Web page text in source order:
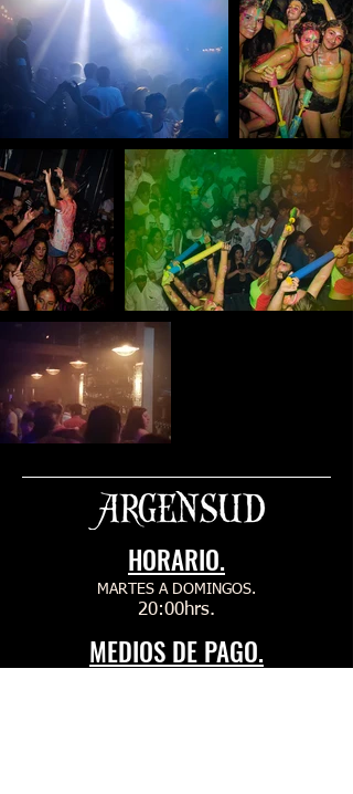
HORARIO.
MARTES A DOMINGOS.
20:00hrs.
MEDIOS DE PAGO.